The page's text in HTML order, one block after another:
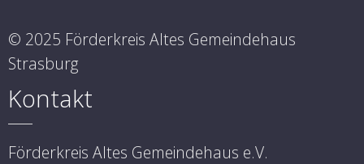
© 2025 Förderkreis Altes Gemeindehaus
Strasburg
Kontakt
Förderkreis Altes Gemeindehaus e.V.